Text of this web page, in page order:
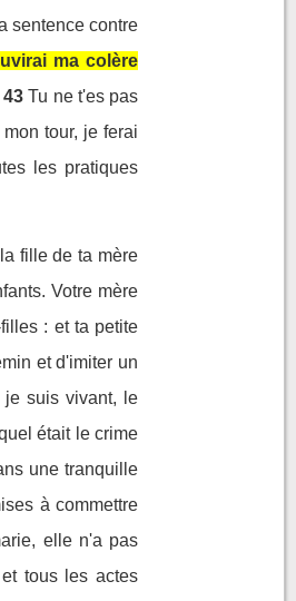
sentence contre
ma colère
43 Tu ne t'es pas
tour, je ferai
les pratiques
fille de ta mère
Votre mère
: et ta petite
et d'imiter un
suis vivant, le
était le crime
une tranquille
à commettre
elle n'a pas
tous les actes